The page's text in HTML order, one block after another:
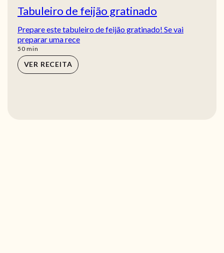
Tabuleiro de feijão gratinado
Prepare este tabuleiro de feijão gratinado! Se vai
preparar uma rece
50min
min
VER RECEITA